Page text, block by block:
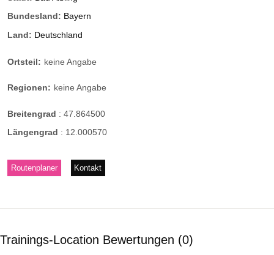
Bundesland: Bayern
Land: Deutschland
Ortsteil: keine Angabe
Regionen: keine Angabe
Breitengrad : 47.864500
Längengrad : 12.000570
Routenplaner Kontakt
Trainings-Location Bewertungen 0